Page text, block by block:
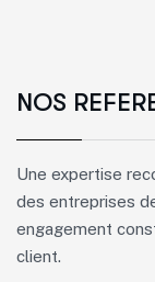
NOS
Une expertise
des entreprises
engagement
client.